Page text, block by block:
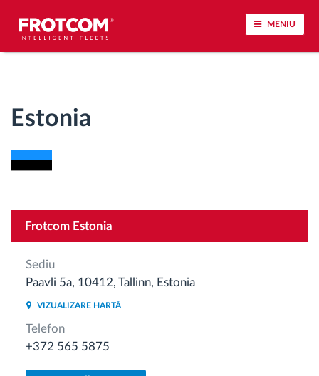
MENIU
Analiza stilului de condus
Monitorizarea timpilor de conducere
Controlul accesului
Estonia
Frotcom Estonia
Sediu
Paavli 5a, 10412, Tallinn, Estonia
VIZUALIZARE HARTĂ
Telefon
+372 565 5875